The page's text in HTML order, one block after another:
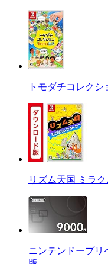
トモダチコレクシ
リズム天国 ミラ
ニンテンドープリ